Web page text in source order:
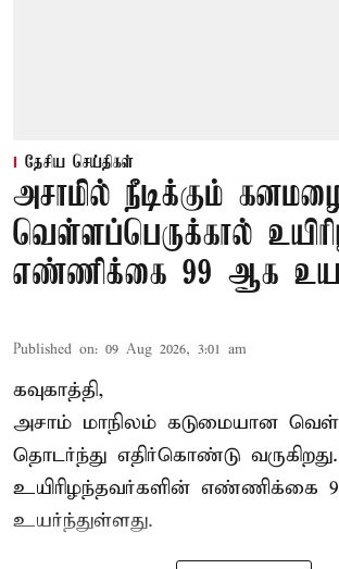
தேசிய செய்திகள்
அசாமில் நீடிக்கும்
வெள்ளப்பெருக்கால்
எண்ணிக்கை 99 ஆக
Published on: 09 Aug 2026, 3:01 am
கவுகாத்தி,
அசாம் மாநிலம் கடுமையான
தொடர்ந்து எதிர்கொண்டு
உயிரிழந்தவர்களின் எண்ணிக்கை
உயர்ந்துள்ளது.